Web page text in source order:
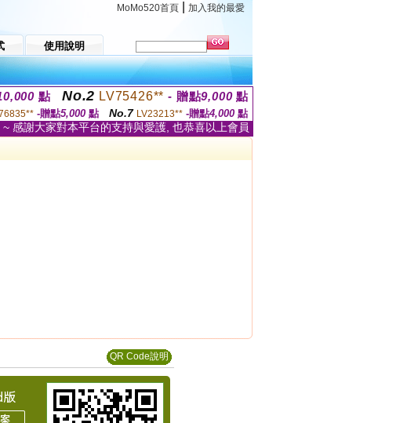
MoMo520首頁 加入我的最愛
使用說明
點 No.2 LV75426** - 贈點9,000點
-贈點5,000點 No.7 LV23213** -贈點4,000點
~ 感謝大家對本平台的支持與愛護, 也恭喜以上會員
QR Code說明